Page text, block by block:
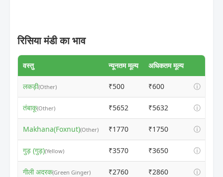
रिसिया मंडी का भाव
वस्तु न्यूनतम मूल्य अधिकतम मूल्य
लकड़ी(Other) ₹500 ₹600 ⓘ
तंबाकू(Other) ₹5652 ₹5632 ⓘ
Makhana(Foxnut)(Other) ₹1770 ₹1750 ⓘ
गुड़ (गुड़)(Yellow) ₹3570 ₹3650 ⓘ
गीली अदरक(Green Ginger) ₹2760 ₹2860 ⓘ